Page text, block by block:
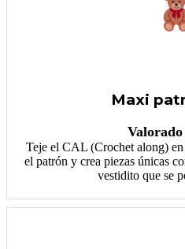
Maxi
Valorado
Teje el CAL (Crochet along)
el patrón y crea piezas únicas
vestidito que se